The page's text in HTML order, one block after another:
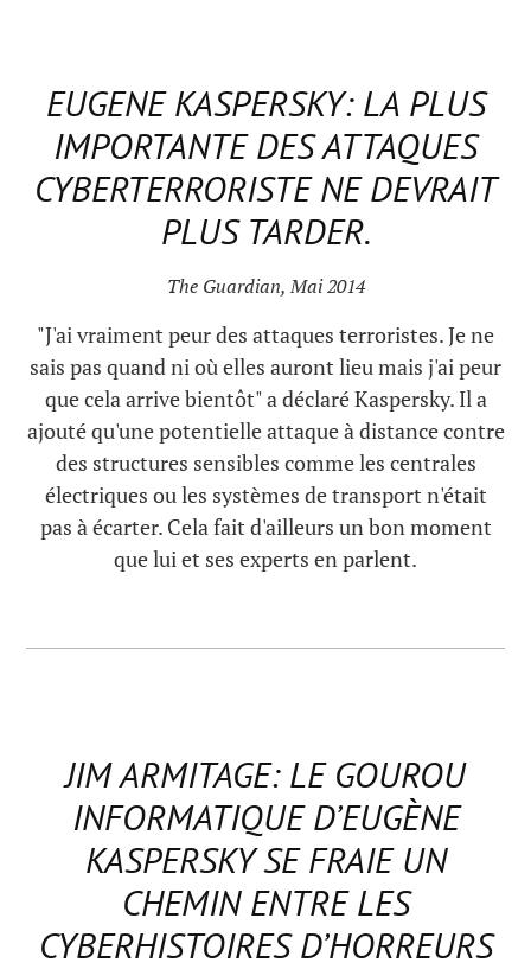
EUGENE KASPERSKY: LA PLUS
IMPORTANTE DES ATTAQUES
CYBERTERRORISTE NE DEVRAIT
PLUS TARDER.
The Guardian, Mai 2014
"J'ai vraiment peur des attaques terroristes. Je ne
sais pas quand ni où elles auront lieu mais j'ai peur
que cela arrive bientôt" a déclaré Kaspersky. Il a
ajouté qu'une potentielle attaque à distance contre
des structures sensibles comme les centrales
électriques ou les systèmes de transport n'était
pas à écarter. Cela fait d'ailleurs un bon moment
que lui et ses experts en parlent.
JIM ARMITAGE: LE GOUROU
INFORMATIQUE D’EUGÈNE
KASPERSKY SE FRAIE UN
CHEMIN ENTRE LES
CYBERHISTOIRES D’HORREURS